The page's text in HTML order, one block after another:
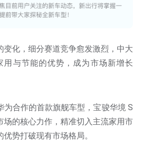
变化，细分赛道竞争愈发激烈，中大
用与节能的优势，成为市场新增长
为合作的首款旗舰车型，宝骏华境 S
场的核心力作，精准切入主流家用市
势打破现有市场格局。